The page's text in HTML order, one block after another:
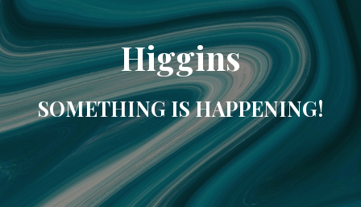
Higgins
SOMETHING IS HAPPENING!